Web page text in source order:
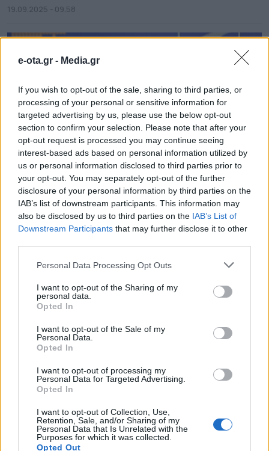
e-ota.gr - Media.gr
If you wish to opt-out of the sale, sharing to third parties, or
processing of your personal or sensitive information for
targeted advertising by us, please use the below opt-out
section to confirm your selection. Please note that after your
opt-out request is processed you may continue seeing
interest-based ads based on personal information utilized by
us or personal information disclosed to third parties prior to
your opt-out. You may separately opt-out of the further
disclosure of your personal information by third parties on the
IAB’s list of downstream participants. This information may
also be disclosed by us to third parties on the IAB’s List of
Downstream Participants that may further disclose it to other
Personal Data Processing Opt Outs
I want to opt-out of the Sharing of my
personal data.
Opted In
I want to opt-out of the Sale of my
Personal Data.
Opted In
I want to opt-out of processing my
Personal Data for Targeted Advertising.
Opted In
I want to opt-out of Collection, Use,
Retention, Sale, and/or Sharing of my
Personal Data that Is Unrelated with the
Purposes for which it was collected.
Opted Out
της συνεργασίας της Ένωσης με την ΕΕΤΑΑ και έχει
Ιστορική Εξέλιξη των Διοικητικών Μεταρρυθμίσεων
19.09.2025 - 09.58
Η ΚΕΔΕ παρουσιάζει το βιβλίο της
για την Αυτοδιοίκηση
στην Ελλάδα
16.09.2025 - 14.24